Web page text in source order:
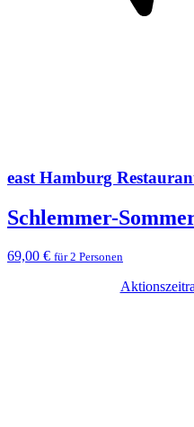
east Hamburg
Schlemmer-
69,00 € für 2 Personen